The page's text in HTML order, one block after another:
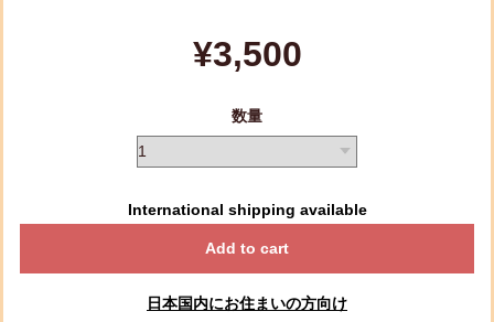
¥3,500
数量
International shipping available
Add to cart
日本国内にお住まいの方向け